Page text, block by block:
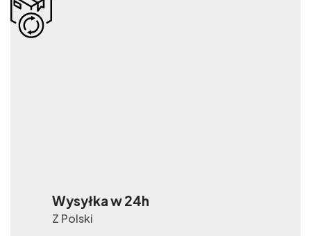
Wysyłka w 24h
Z Polski